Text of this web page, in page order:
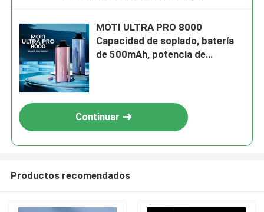
MOTI ULTRA PRO 8000
Capacidad de soplado, batería
de 500mAh, potencia de
Continuar
Productos recomendados